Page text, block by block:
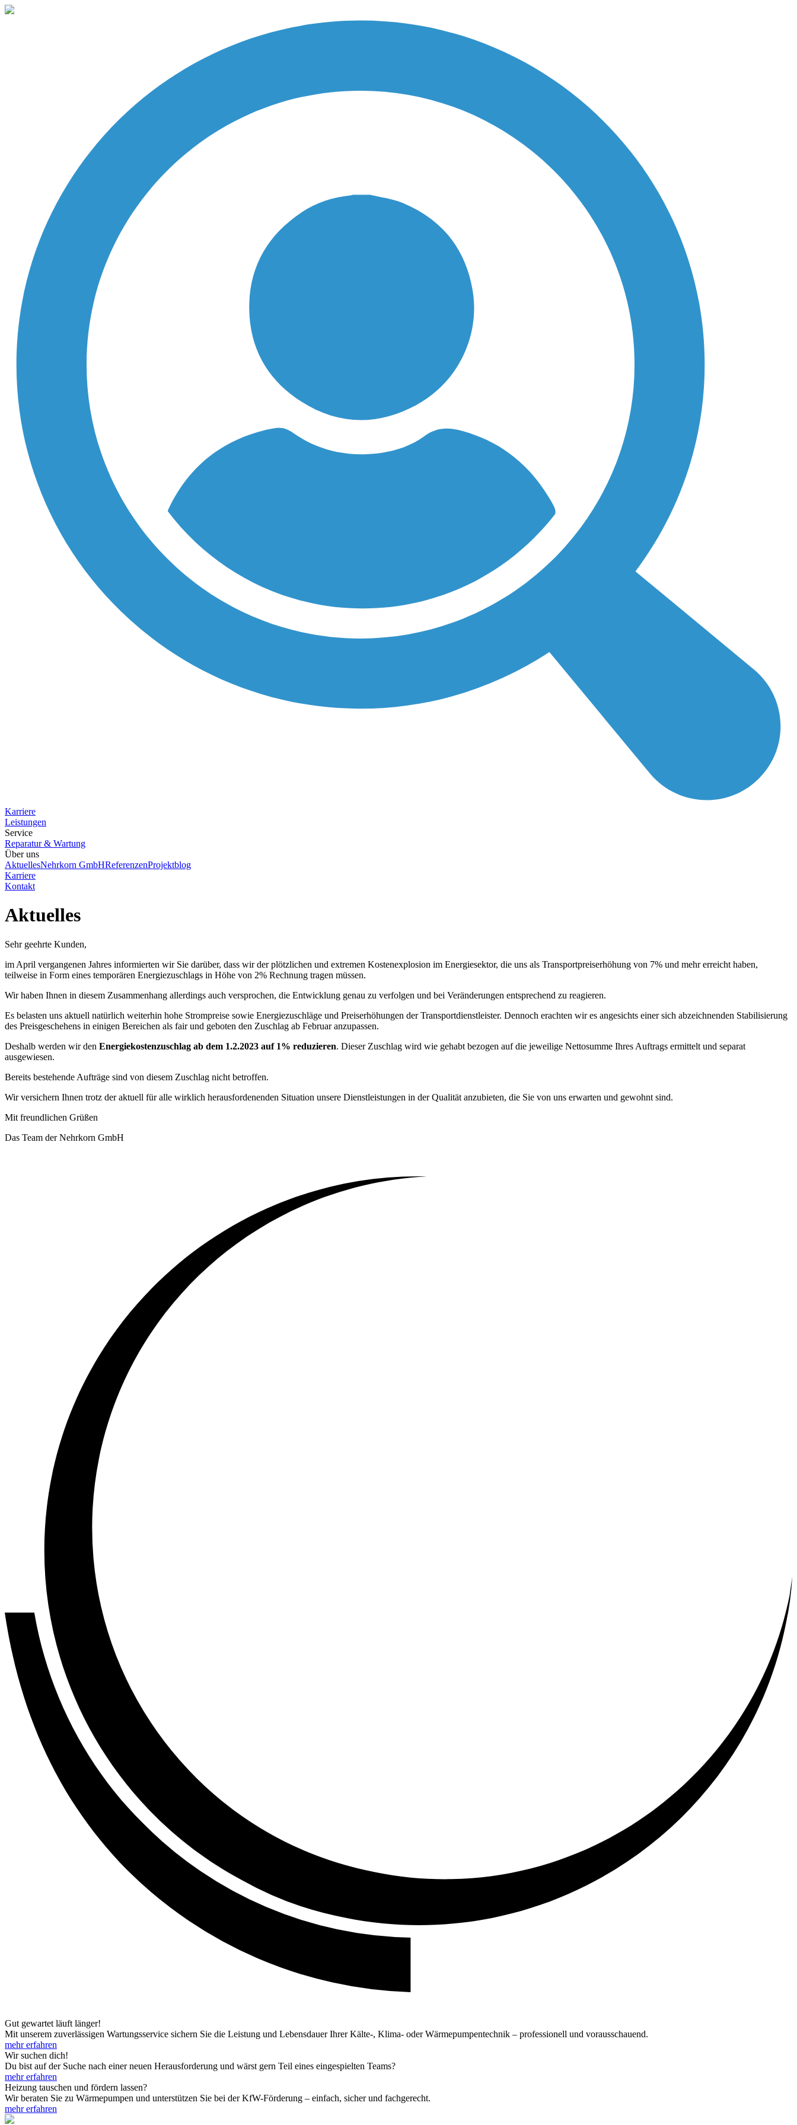
Karriere
Leistungen
Service
Reparatur & Wartung
Über uns
AktuellesNehrkorn GmbHReferenzenProjektblog
Karriere
Kontakt
Aktuelles
Sehr geehrte Kunden,
im April vergangenen Jahres informierten wir Sie darüber, dass wir der plötzlichen und extremen Kostenexplosion im Energiesektor, die uns als Transportpreiserhöhung von 7% und mehr erreicht haben,
teilweise in Form eines temporären Energiezuschlags in Höhe von 2% Rechnung tragen müssen.
Wir haben Ihnen in diesem Zusammenhang allerdings auch versprochen, die Entwicklung genau zu verfolgen und bei Veränderungen entsprechend zu reagieren.
Es belasten uns aktuell natürlich weiterhin hohe Strompreise sowie Energiezuschläge und Preiserhöhungen der Transportdienstleister. Dennoch erachten wir es angesichts einer sich abzeichnenden Stabilisierung
des Preisgeschehens in einigen Bereichen als fair und geboten den Zuschlag ab Februar anzupassen.
Deshalb werden wir den Energiekostenzuschlag ab dem 1.2.2023 auf 1% reduzieren. Dieser Zuschlag wird wie gehabt bezogen auf die jeweilige Nettosumme Ihres Auftrags ermittelt und separat
ausgewiesen.
Bereits bestehende Aufträge sind von diesem Zuschlag nicht betroffen.
Wir versichern Ihnen trotz der aktuell für alle wirklich herausfordenenden Situation unsere Dienstleistungen in der Qualität anzubieten, die Sie von uns erwarten und gewohnt sind.
Mit freundlichen Grüßen
Das Team der Nehrkorn GmbH
Gut gewartet läuft länger!
Mit unserem zuverlässigen Wartungsservice sichern Sie die Leistung und Lebensdauer Ihrer Kälte-, Klima- oder Wärmepumpentechnik – professionell und vorausschauend.
mehr erfahren
Wir suchen dich!
Du bist auf der Suche nach einer neuen Herausforderung und wärst gern Teil eines eingespielten Teams?
mehr erfahren
Heizung tauschen und fördern lassen?
Wir beraten Sie zu Wärmepumpen und unterstützen Sie bei der KfW-Förderung – einfach, sicher und fachgerecht.
mehr erfahren